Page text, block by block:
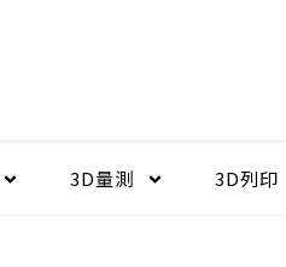
3D量測 3D列印